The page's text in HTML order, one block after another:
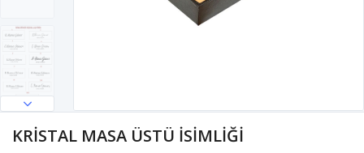
KRİSTAL MASA ÜSTÜ İSİMLİĞİ